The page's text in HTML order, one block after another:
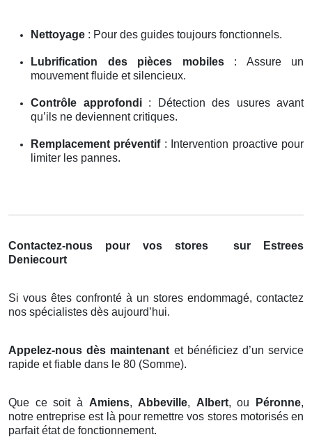
Nettoyage : Pour des guides toujours fonctionnels.
Lubrification des pièces mobiles: Assure un
mouvement fluide et silencieux.
Contrôle approfondi: Détection des usures avant
qu’ils ne deviennent critiques.
Remplacement préventif: Intervention proactive pour
limiter les pannes.
Contactez-nous pour vos stores
sur Estrees
Deniecourt
Si vous êtes confronté à un stores endommagé, contactez
nos spécialistes dès aujourd’hui.
Appelez-nous dès maintenant et bénéficiez d’un service
rapide et fiable dans le 80 (Somme).
Que ce soit à Amiens, Abbeville, Albert, ou Péronne,
notre entreprise est là pour remettre vos stores motorisés en
parfait état de fonctionnement.